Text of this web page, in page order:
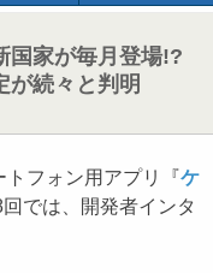
国家が毎月登場!?
が続々と判明
フォン用アプリ『ケ
では、開発者インタ